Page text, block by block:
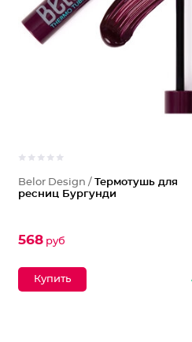
Belor Design /
Термотушь для
ресниц Бургунди
568руб